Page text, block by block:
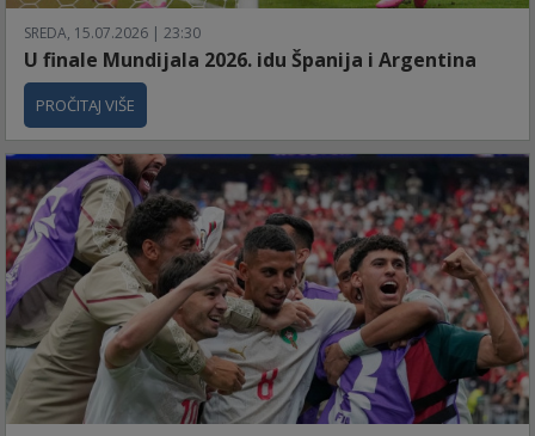
SREDA, 15.07.2026 | 23:30
U finale Mundijala 2026. idu Španija i Argentina
PROČITAJ VIŠE